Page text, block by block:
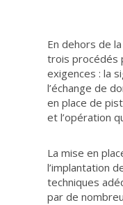
En dehors de
trois procédés
exigences : la
l’échange de
en place de
et l’opération
La mise en
l’implantation
techniques
par de